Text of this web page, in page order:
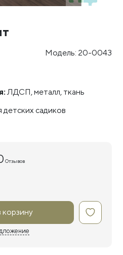
Модель: 20-0043
ЛДСП, металл, ткань
детских садиков
Отзывов
корзину